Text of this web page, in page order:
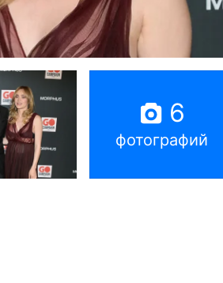
6
фотографий